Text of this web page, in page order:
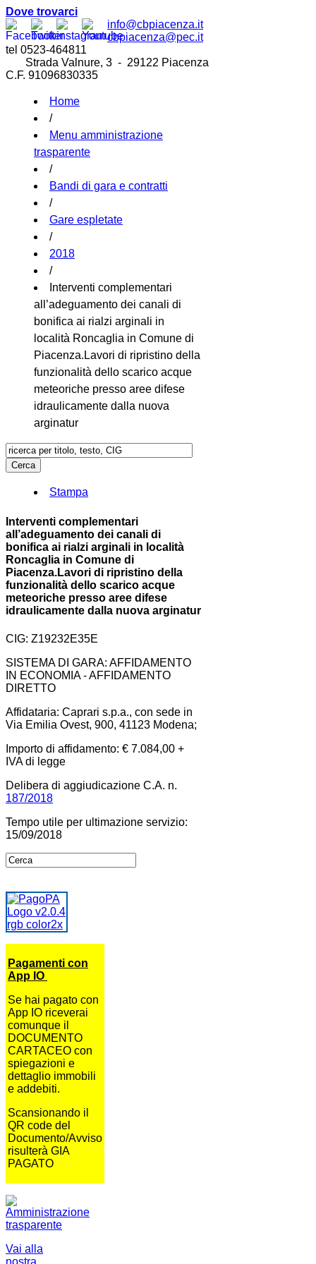
Dove trovarci
info@cbpiacenza.it
cbpiacenza@pec.it
tel 0523-464811
Strada Valnure, 3 - 29122 Piacenza
C.F. 91096830335
Home
/
Menu amministrazione
trasparente
/
Bandi di gara e contratti
/
Gare espletate
/
2018
/
Interventi complementari
all’adeguamento dei canali di
bonifica ai rialzi arginali in
località Roncaglia in Comune di
Piacenza.Lavori di ripristino della
funzionalità dello scarico acque
meteoriche presso aree difese
idraulicamente dalla nuova
arginatur
Stampa
Interventi complementari
all’adeguamento dei canali di
bonifica ai rialzi arginali in località
Roncaglia in Comune di
Piacenza.Lavori di ripristino della
funzionalità dello scarico acque
meteoriche presso aree difese
idraulicamente dalla nuova arginatur
CIG: Z19232E35E
SISTEMA DI GARA: AFFIDAMENTO
IN ECONOMIA - AFFIDAMENTO
DIRETTO
Affidataria: Caprari s.p.a., con sede in
Via Emilia Ovest, 900, 41123 Modena;
Importo di affidamento: € 7.084,00 +
IVA di legge
Delibera di aggiudicazione C.A. n.
187/2018
Tempo utile per ultimazione servizio:
15/09/2018
Pagamenti con
App IO
Se hai pagato con
App IO riceverai
comunque il
DOCUMENTO
CARTACEO con
spiegazioni e
dettaglio immobili
e addebiti.
Scansionando il
QR code del
Documento/Avviso
risulterà GIA
PAGATO
Vai alla
nostra